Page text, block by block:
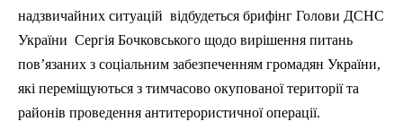
надзвичайних ситуацій відбудеться брифінг Голови ДСНС
України Сергія Бочковського щодо вирішення питань
пов’язаних з соціальним забезпеченням громадян України,
які переміщуються з тимчасово окупованої території та
районів проведення антитерористичної операції.